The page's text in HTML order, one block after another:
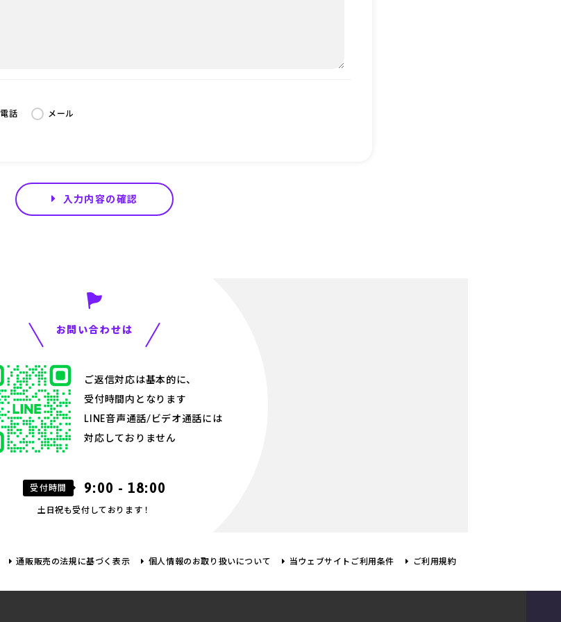
電話 メール
入力内容の確認
お問い合わせは
ご返信対応は基本的に、
受付時間内となります
LINE音声通話/ビデオ通話には
対応しておりません
受付時間 9:00 - 18:00
土日祝も受付しております！
通販販売の法規に基づく表示 個人情報のお取り扱いについて 当ウェブサイトご利用条件 ご利用規約